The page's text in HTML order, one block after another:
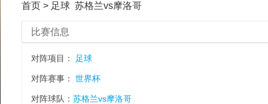
首页> 足球 苏格兰vs摩洛哥
比赛信息
对阵项目： 足球
对阵赛事： 世界杯
对阵球队： 苏格兰vs摩洛哥